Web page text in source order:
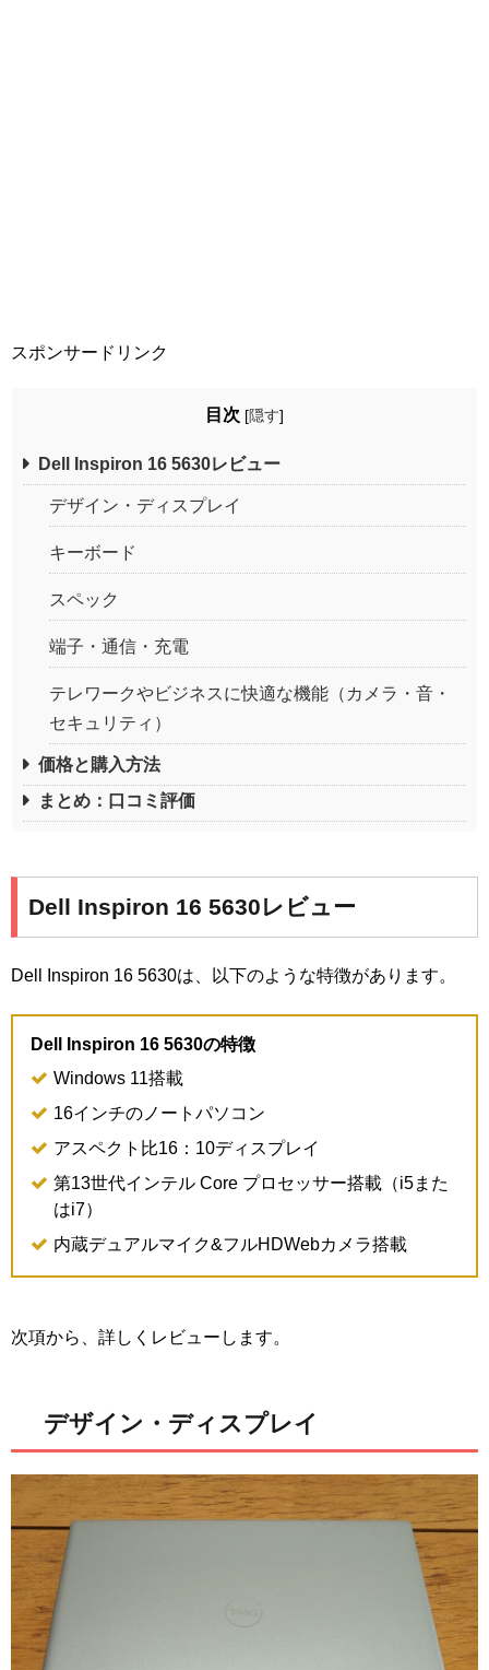
スポンサードリンク
目次 [隠す]
Dell Inspiron 16 5630レビュー
デザイン・ディスプレイ
キーボード
スペック
端子・通信・充電
テレワークやビジネスに快適な機能（カメラ・音・
セキュリティ）
価格と購入方法
まとめ：口コミ評価
Dell Inspiron 16 5630レビュー
Dell Inspiron 16 5630は、以下のような特徴があります。
Dell Inspiron 16 5630の特徴
Windows 11搭載
16インチのノートパソコン
アスペクト比16：10ディスプレイ
第13世代インテル Core プロセッサー搭載（i5また
はi7）
内蔵デュアルマイク&フルHDWebカメラ搭載
次項から、詳しくレビューします。
デザイン・ディスプレイ